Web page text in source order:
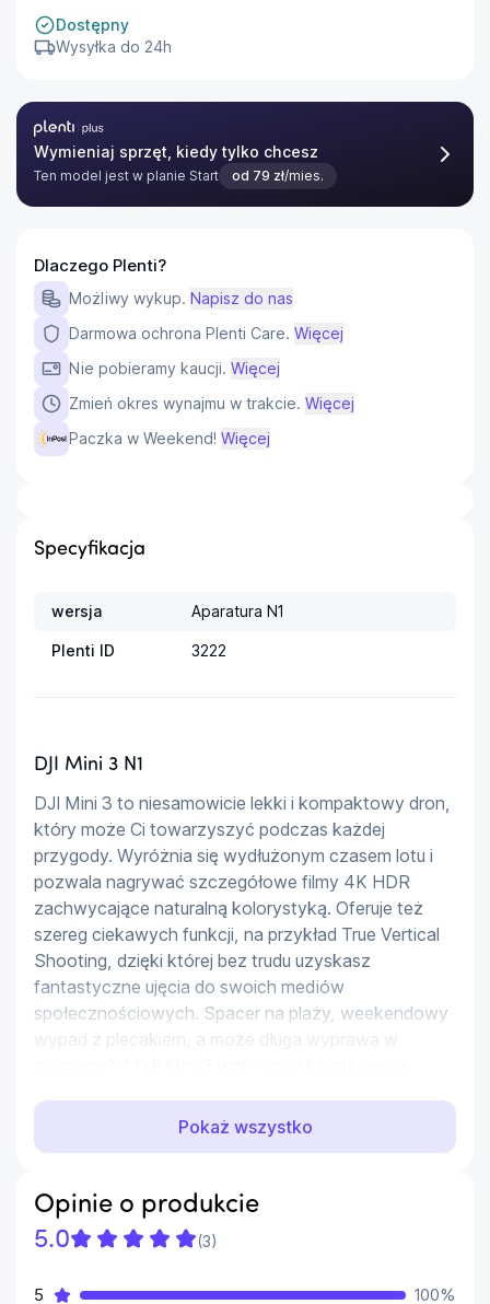
Dostępny
Wysyłka do 24h
Plenti Plus
Wymieniaj sprzęt, kiedy tylko chcesz
Ten model jest w planie Start od 79 zł/mies.
Dlaczego Plenti?
Możliwy wykup. Napisz do nas
Darmowa ochrona Plenti Care. Więcej
Nie pobieramy kaucji. Więcej
Zmień okres wynajmu w trakcie. Więcej
Paczka w Weekend! Więcej
Specyfikacja
wersja Aparatura N1
Plenti ID 3222
DJI Mini 3 N1
DJI Mini 3 to niesamowicie lekki i kompaktowy dron,
który może Ci towarzyszyć podczas każdej
przygody. Wyróżnia się wydłużonym czasem lotu i
pozwala nagrywać szczegółowe filmy 4K HDR
zachwycające naturalną kolorystyką. Oferuje też
szereg ciekawych funkcji, na przykład True Vertical
Shooting, dzięki której bez trudu uzyskasz
fantastyczne ujęcia do swoich mediów
społecznościowych. Spacer na plaży, weekendowy
wypad z plecakiem, a może długa wyprawa w
Idealny towarzysz podróży
składaną konstrukcją, możesz więc bez problemu
zabrać go ze sobą na kolejną wyprawę. Z łatwością
Wycieczka w góry, piknik na plaży czy ważna
Pokaż wszystko
Opinie o produkcie
5.0
(3)
5 100%